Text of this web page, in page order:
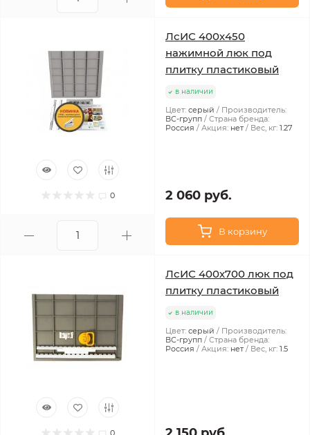
0
ЛсИС 400х450
нажимной люк под
плитку пластиковый
в наличии
Цвет: серый
Производитель:
ВС-групп
Страна бренда:
Россия
Акция: нет Вес, кг: 1.27
2 060 руб.
В корзину
0
ЛсИС 400х700 люк под
плитку пластиковый
в наличии
Цвет: серый
Производитель:
ВС-групп
Страна бренда:
Россия
Акция: нет Вес, кг: 1.5